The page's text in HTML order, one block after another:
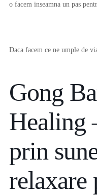
o facem inseamna un pas
Daca facem ce ne umple de
Gong
Healing
prin
relaxare